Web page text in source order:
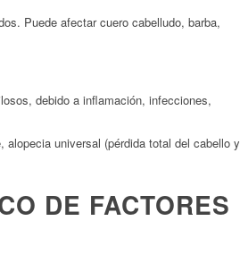
Puede afectar cuero cabelludo, barba,
debido a inflamación, infecciones,
universal (pérdida total del cabello y
DE FACTORES